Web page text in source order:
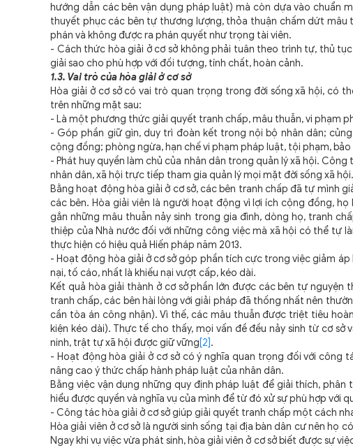
hướng dẫn các bên vận dụng pháp luật) mà còn dựa vào
thuyết phục các bên tự thương lượng, thỏa thuận chấm dứt mâu
phán và không được ra phán quyết như trọng tài viên.
- Cách thức hòa giải ở cơ sở không phải tuân theo trình tự, thủ
giải sao cho phù hợp với đối tượng, tính chất, hoàn cảnh.
1.3. Vai trò của hòa giải ở cơ sở
Hòa giải ở cơ sở có vai trò quan trọng trong đời sống xã hội, có
trên những mặt sau:
- Là một phương thức giải quyết tranh chấp, mâu thuẫn, vi phạm
- Góp phần giữ gìn, duy trì đoàn kết trong nội bộ nhân dân;
cộng đồng; phòng ngừa, hạn chế vi phạm pháp luật, tội phạm,
- Phát huy quyền làm chủ của nhân dân trong quản lý xã hội.
nhân dân, xã hội trực tiếp tham gia quản lý mọi mặt đời sống xã hội.
Bằng hoạt động hòa giải ở cơ sở, các bên tranh chấp đã tự mình
các bên. Hòa giải viên là người hoạt động vì lợi ích cộng đồng,
gắn những mâu thuẫn nảy sinh trong gia đình, dòng họ, tranh
thiệp của Nhà nước đối với những công việc mà xã hội có thể tự
thực hiện có hiệu quả Hiến pháp năm 2013.
- Hoạt động hòa giải ở cơ sở góp phần tích cực trong việc giảm
nại, tố cáo, nhất là khiếu nại vượt cấp, kéo dài.
Kết quả hòa giải thành ở cơ sở phần lớn được các bên tự nguyện
tranh chấp,các bên hài lòng với giải pháp đã thống nhất nên
cần tòa án công nhận). Vì thế, các mâu thuẫn được triệt tiêu
kiện kéo dài). Thực tế cho thấy, mọi vấn đề đều nảy sinh từ cơ
ninh, trật tự xã hội được giữ vững[2].
- Hoạt động hòa giải ở cơ sở có ý nghĩa quan trọng đối với
nâng cao ý thức chấp hành pháp luật của nhân dân.
Bằng việc vận dụng những quy định pháp luật để giải thích,
hiểu được quyền và nghĩa vụ của mình để từ đó xử sự phù hợp với
- Công tác hòa giải ở cơ sở giúp giải quyết tranh chấp một cách
Hòa giải viên ở cơ sở là người sinh sống tại địa bàn dân cư nên họ
Ngay khi vụ việc vừa phát sinh, hòa giải viên ở cơ sở biết được sự